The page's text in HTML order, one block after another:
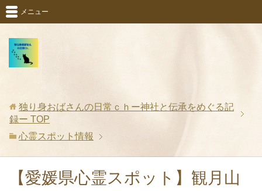
メニュー
独り身おばさんの日常ｃｈー神社と伝承をめぐる記
録ー TOP
心霊スポット情報
【愛媛県心霊スポット】観月山